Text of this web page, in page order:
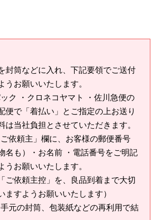
封筒などに入れ、下記要領でご送付
うお願いいたします。
ク ・クロネコヤマト ・佐川急便の
便で「着払い」とご指定の上お送り
は当社負担とさせていただきます。
依頼主」欄に、お客様の郵便番号
名も）・お名前 ・電話番号をご明記
うお願いいたします。
ご依頼主控」を、良品到着まで大切
ますようお願いいたします）
元の封筒、包装紙などの再利用で結